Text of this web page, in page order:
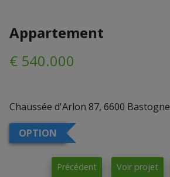
Appartement
€ 540.000
Chaussée d'Arlon 87, 6600 Bastogne
OPTION
Précédent Voir projet